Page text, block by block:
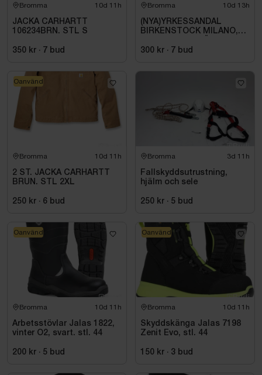
Bromma 10d 11h
JACKA CARHARTT
106234BRN. STL S
350 kr · 7 bud
Bromma 10d 13h
(NYA)YRKESSANDAL
BIRKENSTOCK MILANO,
SVART. STL 42
300 kr · 7 bud
Bromma 10d 11h
2 ST. JACKA CARHARTT
BRUN. STL 2XL
250 kr · 6 bud
Oanvänd
Bromma 3d 11h
Fallskyddsutrustning,
hjälm och sele
250 kr · 5 bud
Bromma 10d 11h
Arbetsstövlar Jalas 1822,
vinter O2, svart. stl. 44
200 kr · 5 bud
Oanvänd
Bromma 10d 11h
Skyddskänga Jalas 7198
Zenit Evo, stl. 44
150 kr · 3 bud
Oanvänd